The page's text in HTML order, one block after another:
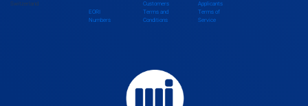
Switzerland
Customers
Applicants
EORI
Numbers
Terms and
Conditions
Terms of
Service